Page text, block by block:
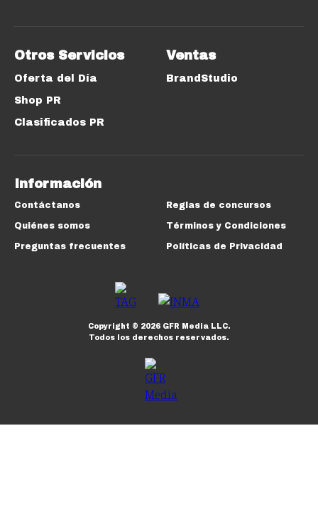
Otros Servicios
Oferta del Día
Shop PR
Clasificados PR
Ventas
BrandStudio
Información
Contáctanos
Quiénes somos
Preguntas frecuentes
Reglas de concursos
Términos y Condiciones
Políticas de Privacidad
Copyright © 2026GFR Media LLC.
Todos los derechos reservados.